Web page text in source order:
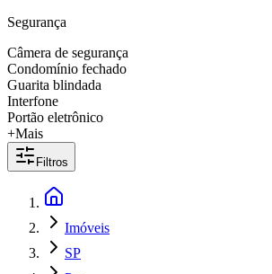
Segurança
Câmera de segurança
Condomínio fechado
Guarita blindada
Interfone
Portão eletrônico
+Mais
Filtros
Imóveis
SP